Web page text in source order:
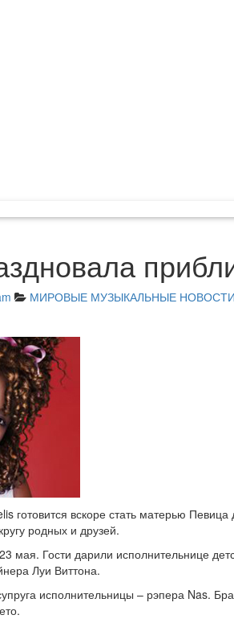
МИРОВЫЕ МУЗЫКАЛЬНЫЕ НОВОСТИ
готовится вскоре стать матерью
родных и друзей.
мая. Гости дарили исполнительнице
Луи Виттона.
исполнительницы – рэпера Nas.